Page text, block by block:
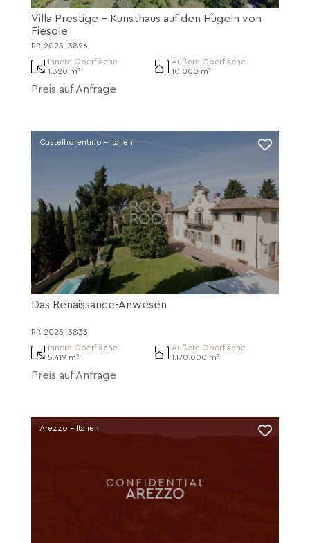
Villa Prestige - Kunsthaus auf den Hügeln von
Fiesole
RR-2025-3896
Innere Oberfläche
1.320 m²
Äußere Oberfläche
10.000 m²
Preis auf Anfrage
Castelfiorentino - Italien
Das Renaissance-Anwesen
RR-2025-3833
Innere Oberfläche
5.419 m²
Äußere Oberfläche
1.170.000 m²
Preis auf Anfrage
Arezzo - Italien